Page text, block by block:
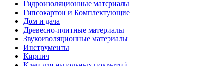
Гидроизоляционные материалы
Гипсокартон и Комплектующие
Дом и дача
Древесно-плитные материалы
Звукоизоляционные материалы
Инструменты
Кирпич